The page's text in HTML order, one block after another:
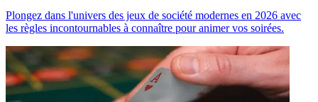
Plongez dans l'univers des jeux de société modernes en 2026 avec
les règles incontournables à connaître pour animer vos soirées.